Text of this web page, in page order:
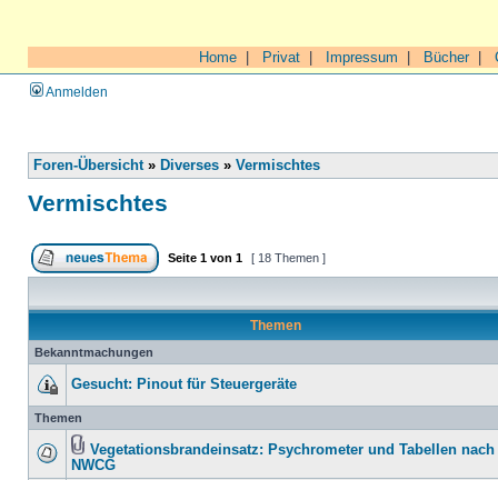
Home Privat Impressum Bücher|
Anmelden
Foren-Übersicht» Diverses » Vermischtes
Vermischtes
Seite 1 von 1 [ 18 Themen ]
Themen
Bekanntmachungen
Gesucht: Pinout für Steuergeräte
Themen
Vegetationsbrandeinsatz: Psychrometer und Tabellen nach
NWCG